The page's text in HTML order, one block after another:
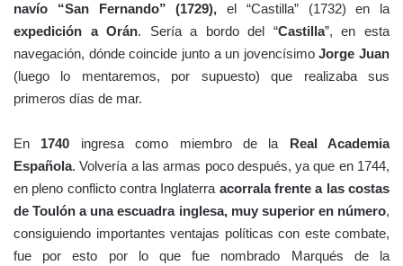
navío “San Fernando” (1729), el “Castilla” (1732) en la
expedición a Orán. Sería a bordo del “Castilla”, en esta
navegación, dónde coincide junto a un jovencísimoJorge Juan
(luego lo mentaremos, por supuesto) que realizaba sus
primeros días de mar.
En 1740 ingresa como miembro de la Real Academia
Española. Volvería a las armas poco después, ya que en 1744,
en pleno conflicto contra Inglaterra acorrala frente a las costas
de Toulón a una escuadra inglesa, muy superior en número,
consiguiendo importantes ventajas políticas con este combate,
fue por esto por lo que fue nombrado Marqués de la